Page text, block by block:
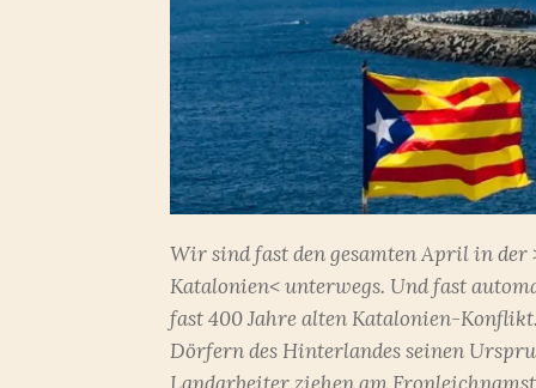
Wir sind fast den gesamten April in der
Katalonien< unterwegs. Und fast
fast 400 Jahre alten Katalonien-
Dörfern des Hinterlandes seinen